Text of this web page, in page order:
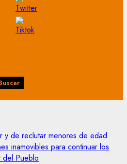
y de reclutar menores de edad
inamovibles para continuar los
Pueblo